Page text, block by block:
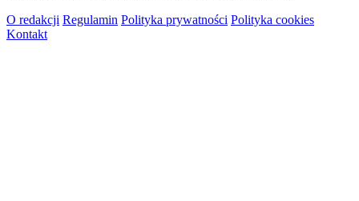
O redakcji Regulamin Polityka prywatności Polityka cookies
Kontakt